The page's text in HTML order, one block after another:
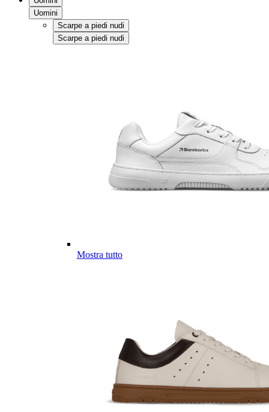
Uomini
Scarpe a piedi nudi
Scarpe a piedi nudi
Mostra tutto